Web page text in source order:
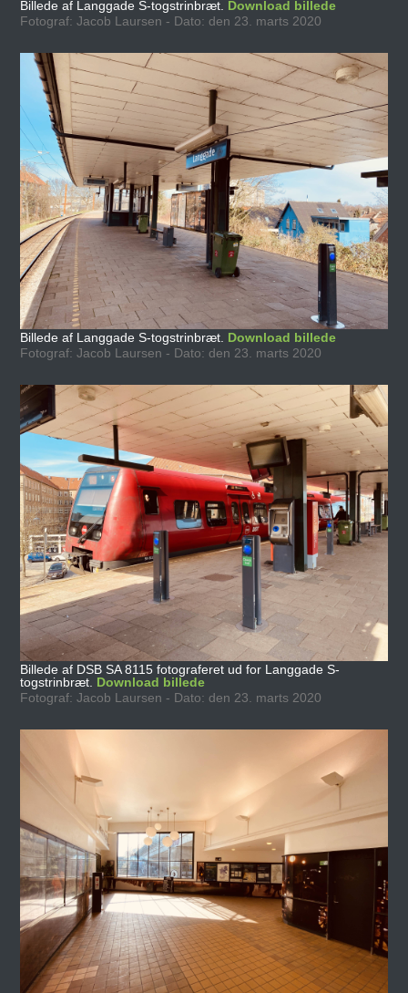
Billede af Langgade S-togstrinbræt. Download billede
Fotograf: Jacob Laursen - Dato: den 23. marts 2020
Billede af Langgade S-togstrinbræt. Download billede
Fotograf: Jacob Laursen - Dato: den 23. marts 2020
Billede af DSB SA 8115 fotograferet ud for Langgade S-
togstrinbræt. Download billede
Fotograf: Jacob Laursen - Dato: den 23. marts 2020